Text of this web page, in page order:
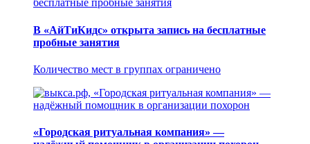
В «АйТиКидс» открыта запись на бесплатные
пробные занятия
Количество мест в группах ограничено
«Городская ритуальная компания» —